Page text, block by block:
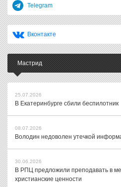
Telegram
Вконтакте
Мастрид
25.07.2026
В Екатеринбурге сбили беспилотник
08.07.2026
Володин недоволен утечкой
30.06.2026
В РПЦ предложили преподавать в
христианские ценности